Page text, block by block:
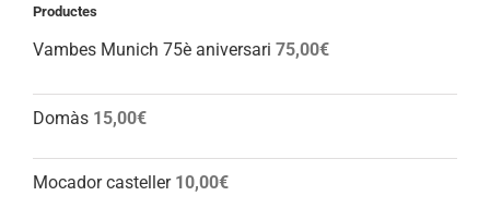
Productes
Vambes Munich 75è aniversari 75,00€
Domàs 15,00€
Mocador casteller 10,00€